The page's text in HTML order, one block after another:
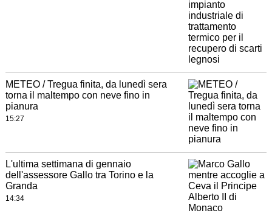
METEO / Tregua finita, da lunedì sera
torna il maltempo con neve fino in
pianura
15:27
L'ultima settimana di gennaio
dell'assessore Gallo tra Torino e la
Granda
14:34